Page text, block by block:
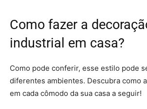
Como fazer a
industrial em casa?
Como pode conferir, esse estilo pode
diferentes ambientes. Descubra como
em cada cômodo da sua casa a seguir!